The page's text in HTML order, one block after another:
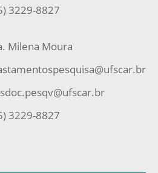
3229-8827
Milena Moura
3229-8827